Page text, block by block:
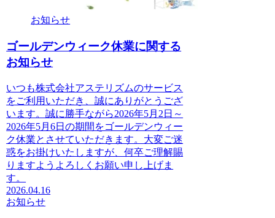
お知らせ
ゴールデンウィーク休業に関する
お知らせ
いつも株式会社アステリズムのサービス
をご利用いただき、誠にありがとうござ
います。誠に勝手ながら2026年5月2日～
2026年5月6日の期間をゴールデンウィー
ク休業とさせていただきます。大変ご迷
惑をお掛けいたしますが、何卒ご理解賜
りますようよろしくお願い申し上げま
す。
2026.04.16
お知らせ